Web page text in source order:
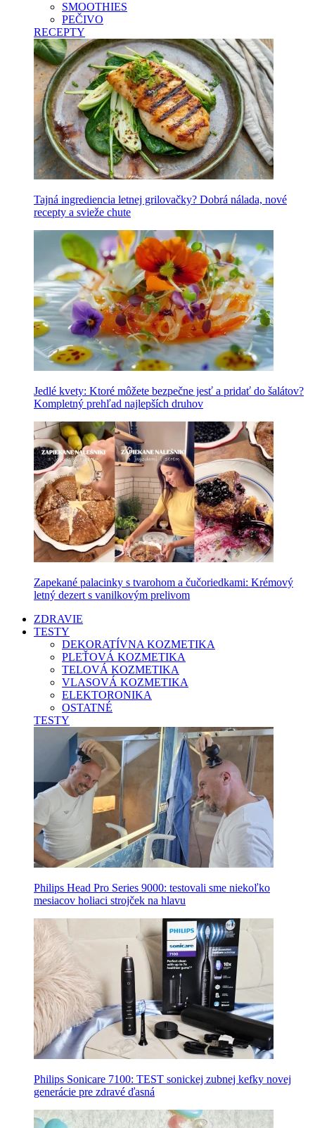
SMOOTHIES
PEČIVO
RECEPTY
Tajná ingrediencia letnej grilovačky? Dobrá nálada, nové
recepty a svieže chute
Jedlé kvety: Ktoré môžete bezpečne jesť a pridať do šalátov?
Kompletný prehľad najlepších druhov
Zapekané palacinky s tvarohom a čučoriedkami: Krémový
letný dezert s vanilkovým prelivom
ZDRAVIE
TESTY
DEKORATÍVNA KOZMETIKA
PLEŤOVÁ KOZMETIKA
TELOVÁ KOZMETIKA
VLASOVÁ KOZMETIKA
ELEKTORONIKA
OSTATNÉ
TESTY
Philips Head Pro Series 9000: testovali sme niekoľko
mesiacov holiaci strojček na hlavu
Philips Sonicare 7100: TEST sonickej zubnej kefky novej
generácie pre zdravé ďasná